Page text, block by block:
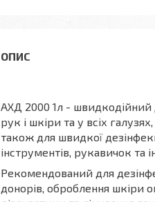
АХД 2000 1л - швидкодійний
рук і шкіри та у всіх
також для швидкої
інструментів, рукавичок та
Рекомендований для
донорів, оброблення шкіри